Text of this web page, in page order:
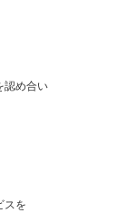
認め合い
スを